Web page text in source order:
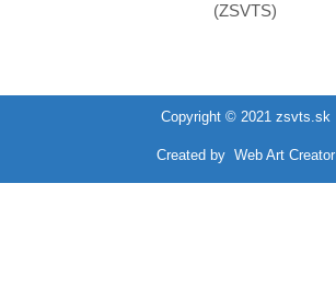
(ZSVTS)
Copyright © 2021 zsvts.sk
Created by Web Art Creator